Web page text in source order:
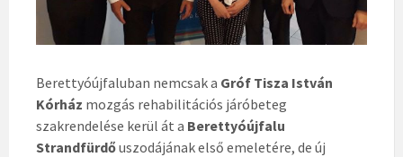
Berettyóújfaluban nemcsak a Gróf Tisza István
Kórház mozgás rehabilitációs járóbeteg
szakrendelése kerül át a Berettyóújfalu
Strandfürdőuszodájának első emeletére, de új